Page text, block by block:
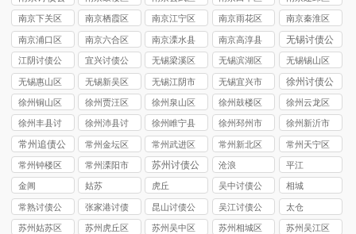
司
讨债公司
讨债公司
讨债公司
讨债公司
南京下关区
讨债公司
南京栖霞区
讨债公司
南京江宁区
讨债公司
南京雨花区
讨债公司
南京秦淮区
讨债公司
南京浦口区
讨债公司
南京六合区
讨债公司
南京溧水县
讨债公司
南京高淳县
讨债公司
无锡讨债公
司
江阴讨债公
司
宜兴讨债公
司
无锡梁溪区
讨债公司
无锡滨湖区
讨债公司
无锡锡山区
讨债公司
无锡惠山区
讨债公司
无锡新吴区
讨债公司
无锡江阴市
讨债公司
无锡宜兴市
讨债公司
徐州讨债公
司
徐州铜山区
讨债公司
徐州贾汪区
讨债公司
徐州泉山区
讨债公司
徐州鼓楼区
讨债公司
徐州云龙区
讨债公司
徐州丰县讨
债公司
徐州沛县讨
债公司
徐州睢宁县
讨债公司
徐州‌邳州市
讨债公司
徐州新沂市
讨债公司
常州追债公
司
常州金坛区
讨债公司
常州武进区
讨债公司
常州新北区
讨债公司
常州天宁区
讨债公司
常州钟楼区
讨债公司
常州溧阳市
讨债公司
苏州讨债公
司
沧浪 平江
金阊 姑苏 虎丘
吴中讨债公
司
相城
常熟讨债公
司
张家港讨债
公司
昆山讨债公
司
吴江讨债公
司
太仓
苏州姑苏区
苏州虎丘区
苏州吴中区
苏州相城区
苏州吴江区